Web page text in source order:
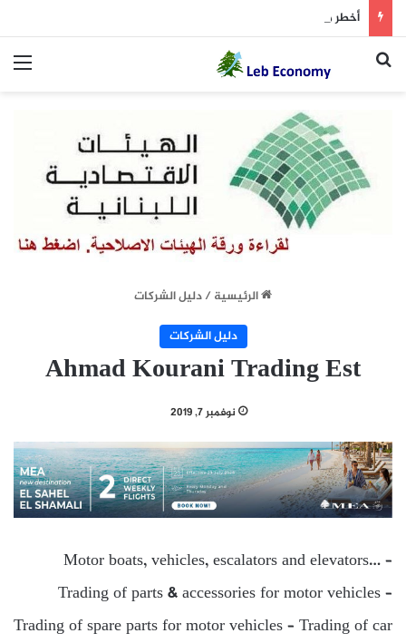
أخطر ما دار داخل غرفة المفاوضات
بحث عن
الرئيسية/دليل الشركات
دليل الشركات
Ahmad Kourani Trading Est
نوفمبر 7, 2019
Motor boats, vehicles, escalators and elevators… –
Trading of parts & accessories for motor vehicles –
Trading of spare parts for motor vehicles – Trading of car